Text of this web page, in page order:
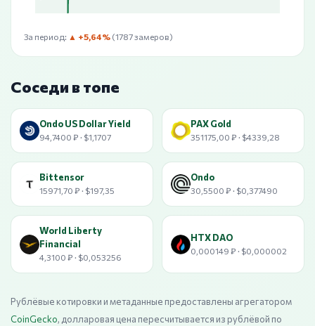
За период: ▲ +5,64% (1787 замеров)
Соседи в топе
Ondo US Dollar Yield
94,7400 ₽ · $1,1707
PAX Gold
351175,00 ₽ · $4339,28
Bittensor
15971,70 ₽ · $197,35
Ondo
30,5500 ₽ · $0,377490
World Liberty
Financial
4,3100 ₽ · $0,053256
HTX DAO
0,000149 ₽ · $0,000002
Рублёвые котировки и метаданные предоставлены агрегатором
CoinGecko, долларовая цена пересчитывается из рублёвой по